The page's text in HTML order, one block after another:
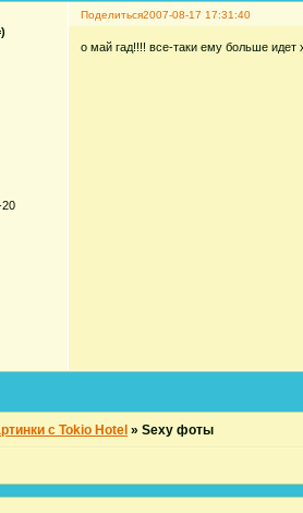
Поделиться2007-08-17 17:31:40
20
о май гад!!!! все-таки ему больше идет
с Tokio Hotel »Sexy фоты